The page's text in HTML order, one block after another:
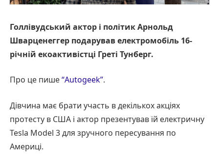
Голлівудський актор і політик Арнольд
Шварценеггер подарував електромобіль 16-
річній екоактивістці Греті Тунберг.
Про це пише“Autogeek”.
Дівчина має брати участь в декількох акціях
протесту в США і актор презентував їй електричну
Tesla Model 3 для зручного пересування по
Америці.